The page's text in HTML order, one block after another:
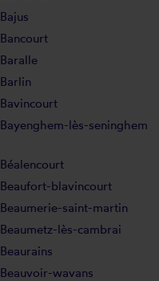
Bajus
Bancourt
Baralle
Barlin
Bavincourt
Bayenghem-lès-seninghem
Béalencourt
Beaufort-blavincourt
Beaumerie-saint-martin
Beaumetz-lès-cambrai
Beaurains
Beauvoir-wavans